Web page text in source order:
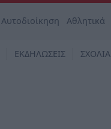
Αυτοδιοίκηση Αθλητικά
ΕΚΔΗΛΩΣΕΙΣ ΣΧΟΛΙΑ